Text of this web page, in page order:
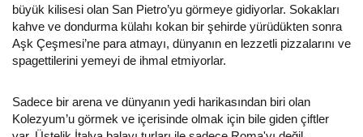
büyük kilisesi olan San Pietro’yu görmeye gidiyorlar. Sokakları
kahve ve dondurma külahı kokan bir şehirde yürüdükten sonra
Aşk Çeşmesi’ne para atmayı, dünyanın en lezzetli pizzalarını ve
spagettilerini yemeyi de ihmal etmiyorlar.
Sadece bir arena ve dünyanın yedi harikasından biri olan
Kolezyum’u görmek ve içerisinde olmak için bile giden çiftler